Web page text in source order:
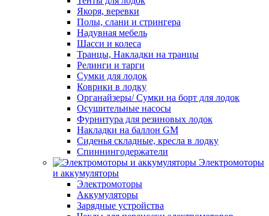
Якоря, веревки
Полы, слани и стрингера
Надувная мебель
Шасси и колеса
Транцы, Накладки на транцы
Релинги и тарги
Сумки для лодок
Коврики в лодку
Органайзеры/ Сумки на борт для лодок
Осушительные насосы
Фурнитура для резиновых лодок
Накладки на баллон GM
Сиденья складные, кресла в лодку
Спиннингодержатели
Электромоторы
и аккумуляторы
Электромоторы
Аккумуляторы
Зарядные устройства